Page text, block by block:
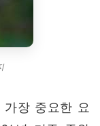
가장 중요한 요